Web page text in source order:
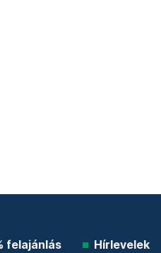
felajánlás Hírlevelek